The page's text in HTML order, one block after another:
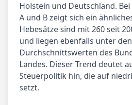
Holstein und Deutschland.
A und B zeigt sich ein
Hebesätze sind mit 260 seit
und liegen ebenfalls unter den
Durchschnittswerten des
Landes. Dieser Trend deutet
Steuerpolitik hin, die auf
setzt.